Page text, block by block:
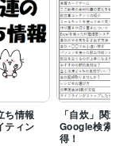
～10日の提案期限を
年
ち情報
ティン
「自炊」関
Google検索
得！